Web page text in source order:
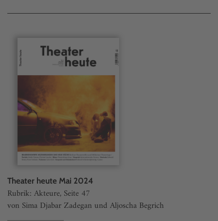
Theater heute Mai 2024
Rubrik: Akteure, Seite 47
von Sima Djabar Zadegan und Aljoscha Begrich